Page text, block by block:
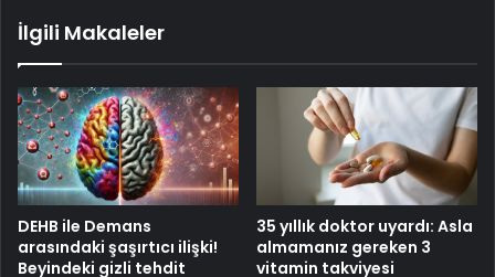
İlgili Makaleler
DEHB ile Demans
arasındaki şaşırtıcı ilişki!
Beyindeki gizli tehdit
35 yıllık doktor uyardı: Asla
almamanız gereken 3
vitamin takviyesi